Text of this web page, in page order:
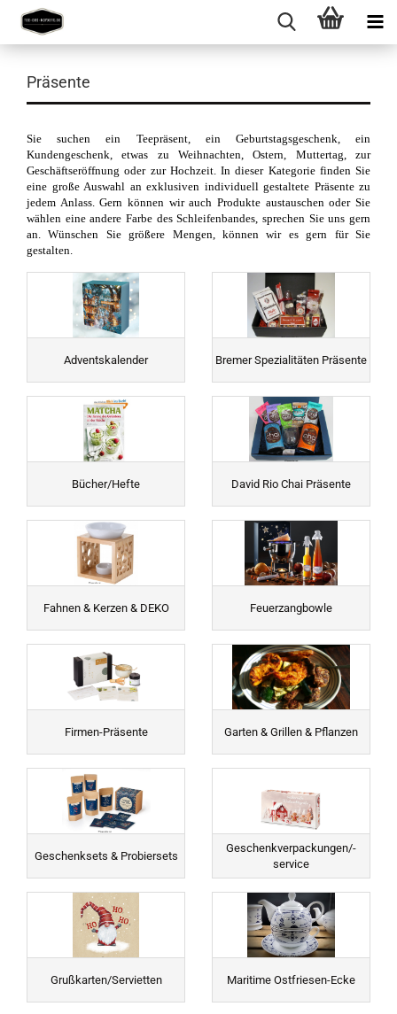
Präsente
Sie suchen ein Teepräsent, ein Geburtstagsgeschenk, ein
Kundengeschenk, etwas zu Weihnachten, Ostern, Muttertag, zur
Geschäftseröffnung oder zur Hochzeit. In dieser Kategorie finden Sie
eine große Auswahl an exklusiven individuell gestaltete Präsente zu
jedem Anlass. Gern können wir auch Produkte austauschen oder Sie
wählen eine andere Farbe des Schleifenbandes, sprechen Sie uns gern
an. Wünschen Sie größere Mengen, können wir es gern für Sie
gestalten.
Adventskalender Bremer Spezialitäten Präsente
Bücher/Hefte David Rio Chai Präsente
Fahnen & Kerzen & DEKO Feuerzangbowle
Firmen-Präsente Garten & Grillen & Pflanzen
Geschenksets & Probiersets
Geschenkverpackungen/-
service
Grußkarten/Servietten Maritime Ostfriesen-Ecke